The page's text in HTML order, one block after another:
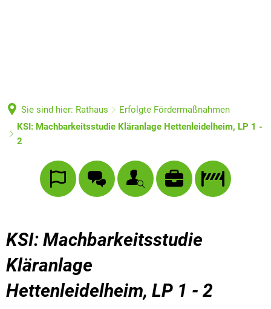
Sie sind hier: Rathaus
Erfolgte Fördermaßnahmen
KSI: Machbarkeitsstudie Kläranlage Hettenleidelheim, LP 1 -
2
KSI: Machbarkeitsstudie
Kläranlage
Hettenleidelheim, LP 1 - 2